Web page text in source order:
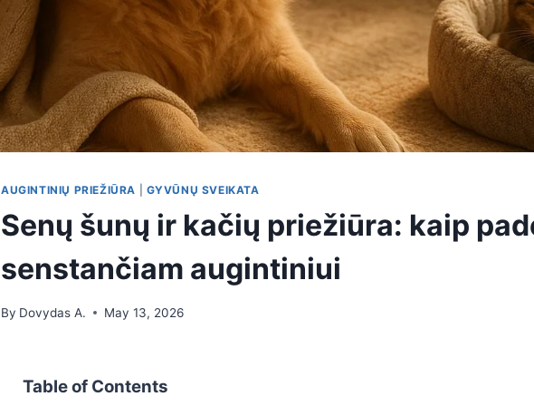
AUGINTINIŲ PRIEŽIŪRA GYVŪNŲ SVEIKATA
Senų šunų ir kačių priežiūra: kaip
senstančiam augintiniui
By Dovydas A. May 13, 2026
Table of Contents